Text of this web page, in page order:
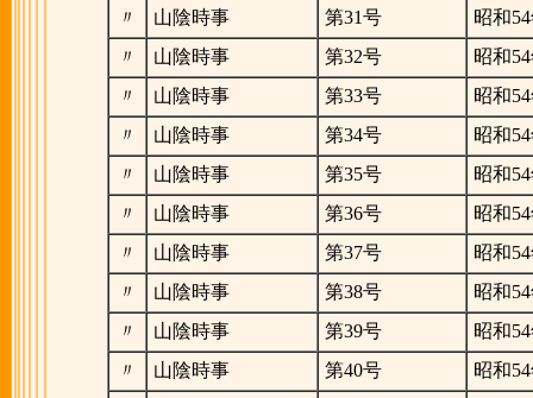
〃
山陰時事 第31号
昭和
〃
山陰時事 第32号
昭和
〃
山陰時事 第33号
昭和
〃
山陰時事 第34号
昭和
〃
山陰時事 第35号
昭和
〃
山陰時事 第36号
昭和
〃
山陰時事 第37号
昭和
〃
山陰時事 第38号
昭和
〃
山陰時事 第39号
昭和
〃
山陰時事 第40号
昭和